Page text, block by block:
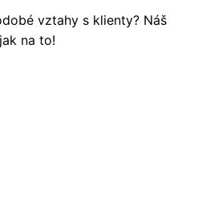
vztahy s klienty? Náš
na to!